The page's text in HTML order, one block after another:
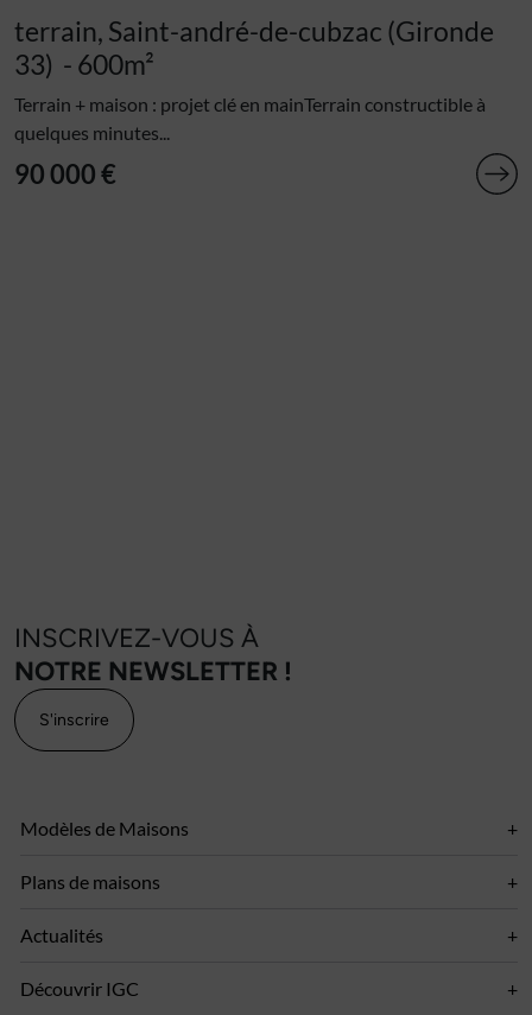
terrain, Saint-andré-de-cubzac (Gironde
33) - 600m²
Terrain + maison : projet clé en mainTerrain constructible à
quelques minutes...
90 000 €
INSCRIVEZ-VOUS À
NOTRE NEWSLETTER !
S'inscrire
Modèles de Maisons
Plans de maisons
Actualités
Découvrir IGC